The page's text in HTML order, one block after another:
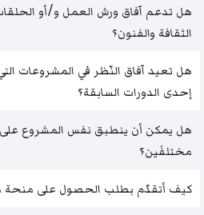
هل تدعم آفاق ورش العمل و/أو
الثقافة والفنون؟
هل تعيد آفاق النّظر في المشروعات
إحدى الدورات السابقة؟
هل يمكن أن ينطبق نفس المشروع على
مختلفَين؟
كيف أتقدّم بطلب الحصول على منحة